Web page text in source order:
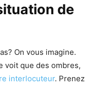
de
On vous imagine.
voit que des ombres,
interlocuteur. Prenez